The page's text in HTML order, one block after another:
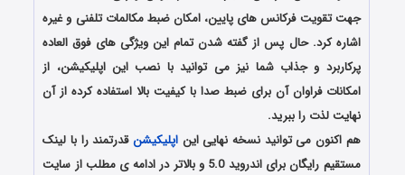
جهت تقویت فرکانس های پایین، امکان ضبط مکالمات تلفنی و غیره
اشاره کرد. حال پس از گفته شدن تمام این ویژگی های فوق العاده
پرکاربرد و جذاب شما نیز می توانید با نصب این اپلیکیشن، از
امکانات فراوان آن برای ضبط صدا با کیفیت بالا استفاده کرده از آن
نهایت لذت را ببرید.
هم اکنون می توانید نسخه نهایی ایناپلیکیشنقدرتمند را با لینک
مستقیم رایگان برای اندروید 5.0 و بالاتر در ادامه ی مطلب از سایت